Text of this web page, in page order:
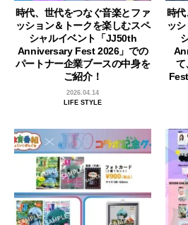
時代、世代をつなぐ音楽とファ
ッション＆トークを楽しむスペ
シャルイベント「JJ50th
Anniversary Fest 2026」での
パートナー企業ブースの中身を
ご紹介！
2026.04.14
LIFE STYLE
時
ッ
て